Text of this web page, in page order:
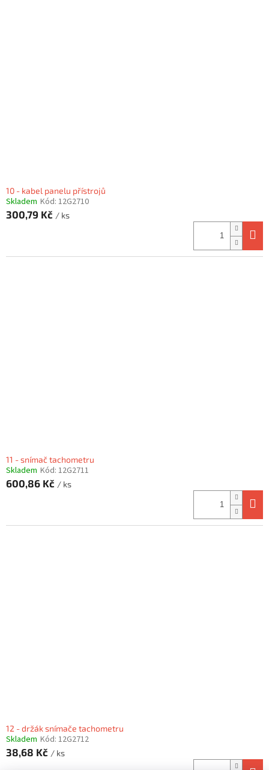
10 - kabel panelu přístrojů
Skladem Kód: 12G2710
300,79 Kč / ks
11 - snímač tachometru
Skladem Kód: 12G2711
600,86 Kč / ks
12 - držák snímače tachometru
Skladem Kód: 12G2712
38,68 Kč / ks